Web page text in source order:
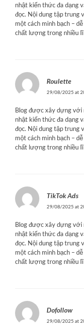
nhật kiến thức đa dạng
đọc. Nội dung tập trung
một cách minh bạch –
chất lượng trong nhiều
Roulette
29/08/2025 at
Blog được xây dựng với
nhật kiến thức đa dạng
đọc. Nội dung tập trung
một cách minh bạch –
chất lượng trong nhiều
TikTok Ads
29/08/2025 at
Blog được xây dựng với
nhật kiến thức đa dạng
đọc. Nội dung tập trung
một cách minh bạch –
chất lượng trong nhiều
Dofollow
29/08/2025 at